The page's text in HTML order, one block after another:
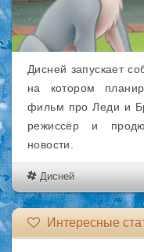
Дисней запускает
на котором
фильм про Леди и
режиссёр и
новости.
Дисней
Интересные